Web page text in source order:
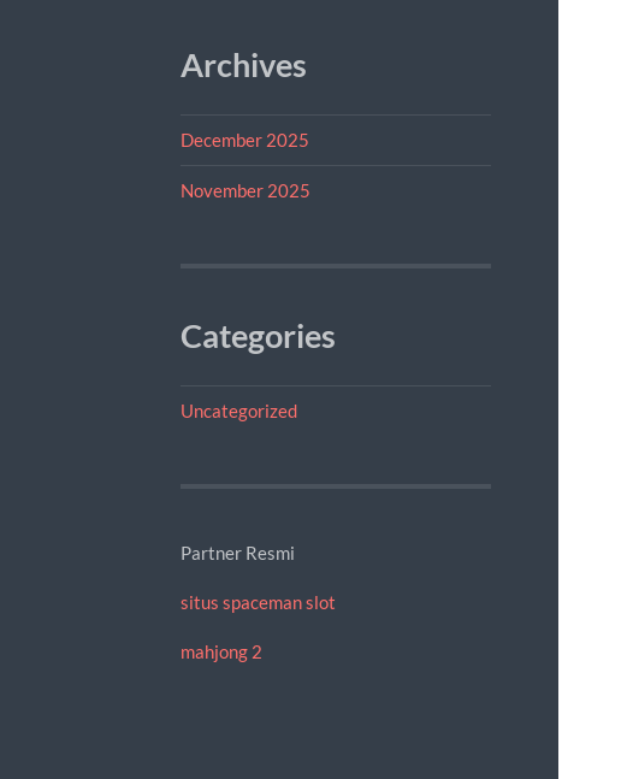
Archives
December 2025
November 2025
Categories
Uncategorized
Partner Resmi
situs spaceman slot
mahjong 2